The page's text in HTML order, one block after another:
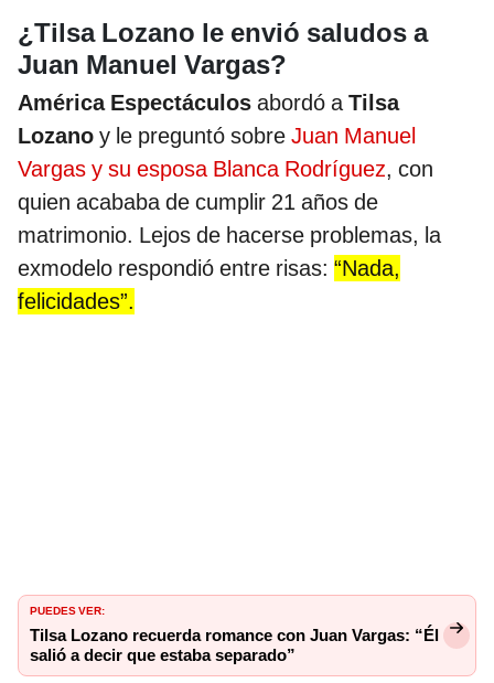
¿Tilsa Lozano le envió saludos a
Juan Manuel Vargas?
América Espectáculos abordó aTilsa
Lozano y le preguntó sobre Juan Manuel
Vargas y su esposa Blanca Rodríguez, con
quien acababa de cumplir 21 años de
matrimonio. Lejos de hacerse problemas, la
exmodelo respondió entre risas: “Nada,
felicidades”.
PUEDES VER:
Tilsa Lozano recuerda romance con Juan Vargas: “Él
salió a decir que estaba separado”